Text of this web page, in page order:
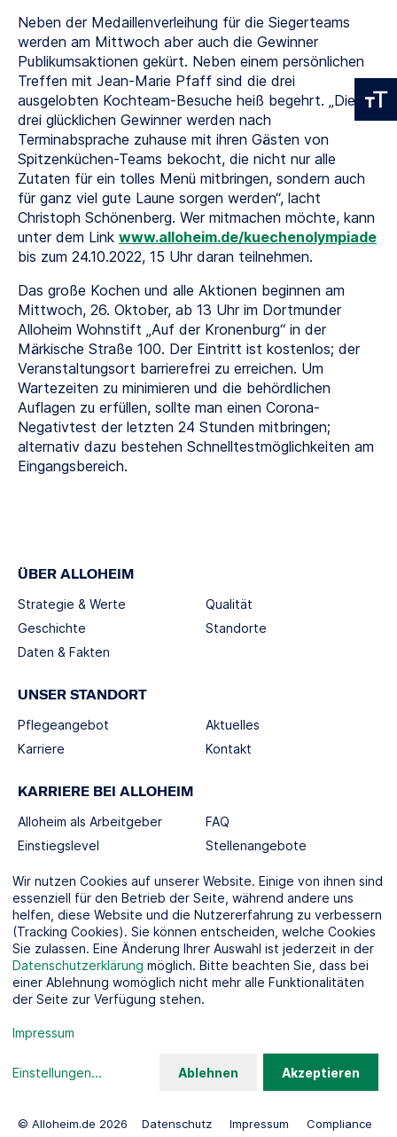
Neben der Medaillenverleihung für die Siegerteams
werden am Mittwoch aber auch die Gewinner
Publikumsaktionen gekürt. Neben einem persönlichen
Treffen mit Jean-Marie Pfaff sind die drei
ausgelobten Kochteam-Besuche heiß begehrt. „Die
drei glücklichen Gewinner werden nach
Terminabsprache zuhause mit ihren Gästen von
Spitzenküchen-Teams bekocht, die nicht nur alle
Zutaten für ein tolles Menü mitbringen, sondern auch
für ganz viel gute Laune sorgen werden“, lacht
Christoph Schönenberg. Wer mitmachen möchte, kann
unter dem Link www.alloheim.de/kuechenolympiade
bis zum 24.10.2022, 15 Uhr daran teilnehmen.
Das große Kochen und alle Aktionen beginnen am
Mittwoch, 26. Oktober, ab 13 Uhr im Dortmunder
Alloheim Wohnstift „Auf der Kronenburg“ in der
Märkische Straße 100. Der Eintritt ist kostenlos; der
Veranstaltungsort barrierefrei zu erreichen. Um
Wartezeiten zu minimieren und die behördlichen
Auflagen zu erfüllen, sollte man einen Corona-
Negativtest der letzten 24 Stunden mitbringen;
alternativ dazu bestehen Schnelltestmöglichkeiten am
Eingangsbereich.
ÜBER ALLOHEIM
Strategie & Werte
Geschichte
Daten & Fakten
Qualität
Standorte
UNSER STANDORT
Pflegeangebot
Karriere
Aktuelles
Kontakt
KARRIERE BEI ALLOHEIM
Alloheim als Arbeitgeber
Einstiegslevel
FAQ
Stellenangebote
SOCIAL MEDIA
KOOPERATIONSPARTNER
© Alloheim.de 2026 Datenschutz Impressum
Compliance
Wir nutzen Cookies auf unserer Website. Einige von ihnen sind
essenziell für den Betrieb der Seite, während andere uns
helfen, diese Website und die Nutzererfahrung zu verbessern
(Tracking Cookies). Sie können entscheiden, welche Cookies
Sie zulassen. Eine Änderung Ihrer Auswahl ist jederzeit in der
Datenschutzerklärung möglich. Bitte beachten Sie, dass bei
einer Ablehnung womöglich nicht mehr alle Funktionalitäten
der Seite zur Verfügung stehen.
Impressum
Einstellungen... Ablehnen Akzeptieren